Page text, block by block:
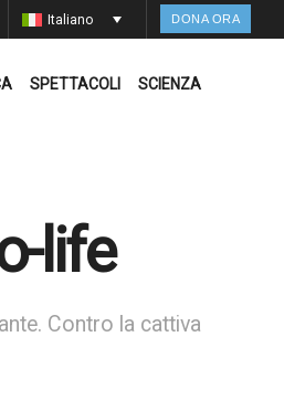
Italiano DONA ORA
SPETTACOLI SCIENZA
life
Contro la cattiva